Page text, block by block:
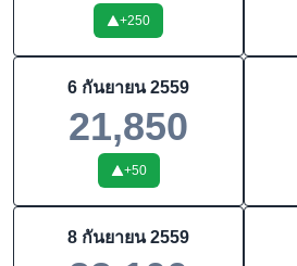
+250
6 กันยายน 2559
21,850
+50
8 กันยายน 2559